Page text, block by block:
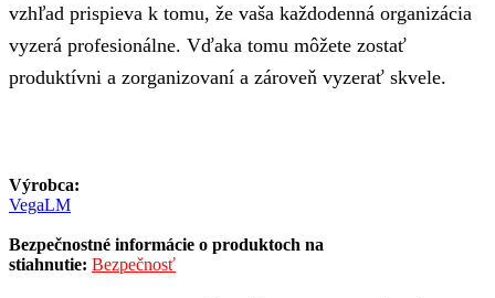
vzhľad prispieva k tomu, že vaša každodenná organizácia
vyzerá profesionálne. Vďaka tomu môžete zostať
produktívni a zorganizovaní a zároveň vyzerať skvele.
Výrobca:
VegaLM
Bezpečnostné informácie o produktoch na
stiahnutie: Bezpečnosť